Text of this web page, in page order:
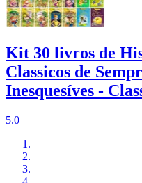
Kit 30 livros de
Classicos de
Inesquesíves -
5.0